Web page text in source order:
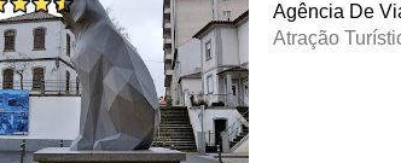
Agência De
Atração